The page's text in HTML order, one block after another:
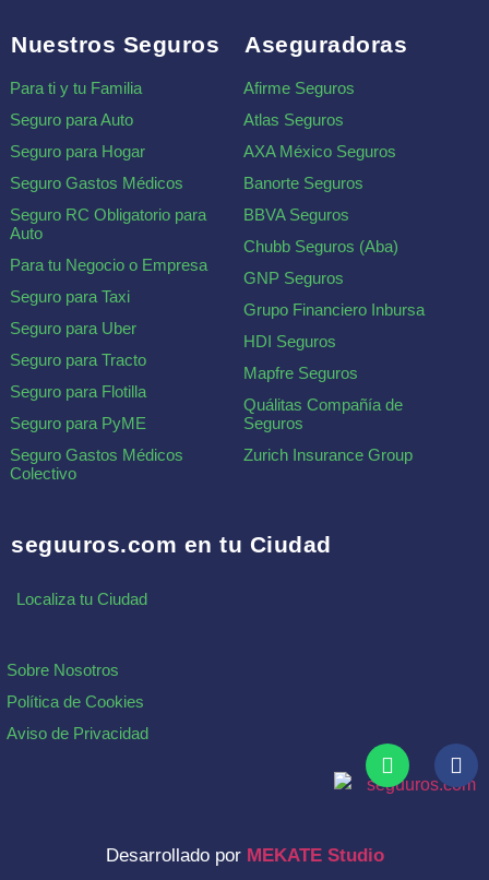
Nuestros Seguros
Para ti y tu Familia
Seguro para Auto
Seguro para Hogar
Seguro Gastos Médicos
Seguro RC Obligatorio para
Auto
Para tu Negocio o Empresa
Seguro para Taxi
Seguro para Uber
Seguro para Tracto
Seguro para Flotilla
Seguro para PyME
Seguro Gastos Médicos
Colectivo
Aseguradoras
Afirme Seguros
Atlas Seguros
AXA México Seguros
Banorte Seguros
BBVA Seguros
Chubb Seguros (Aba)
GNP Seguros
Grupo Financiero Inbursa
HDI Seguros
Mapfre Seguros
Quálitas Compañía de
Seguros
Zurich Insurance Group
seguuros.com en tu Ciudad
Localiza tu Ciudad
Sobre Nosotros
Política de Cookies
Aviso de Privacidad
Desarrollado por MEKATE Studio